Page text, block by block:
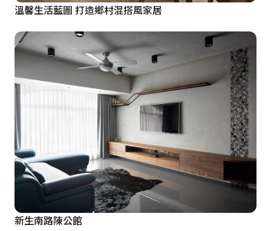
富時尚風格的視覺變化。
清透質感在主衛浴中也得以窺見，清玻璃分隔出乾溼分離
場域，浴缸以金屬馬賽克搭配花灑後方的復古磚，展現悠
閒度假的無壓空間，窗櫺的半弧造型，讓新古典風格無限
延伸。
溫馨生活藍圖 打造鄉村混搭風家居
新生南路陳公館